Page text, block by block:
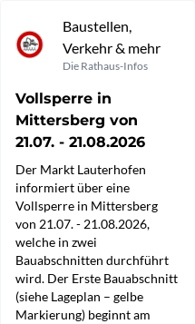
Baustellen,
Verkehr & mehr
Die Rathaus-Infos
Vollsperre in
Mittersberg von
21.07. - 21.08.2026
Der Markt Lauterhofen
informiert über eine
Vollsperre in Mittersberg
von 21.07. - 21.08.2026,
welche in zwei
Bauabschnitten durchführt
wird. Der Erste Bauabschnitt
(siehe Lageplan – gelbe
Markierung) beginnt am